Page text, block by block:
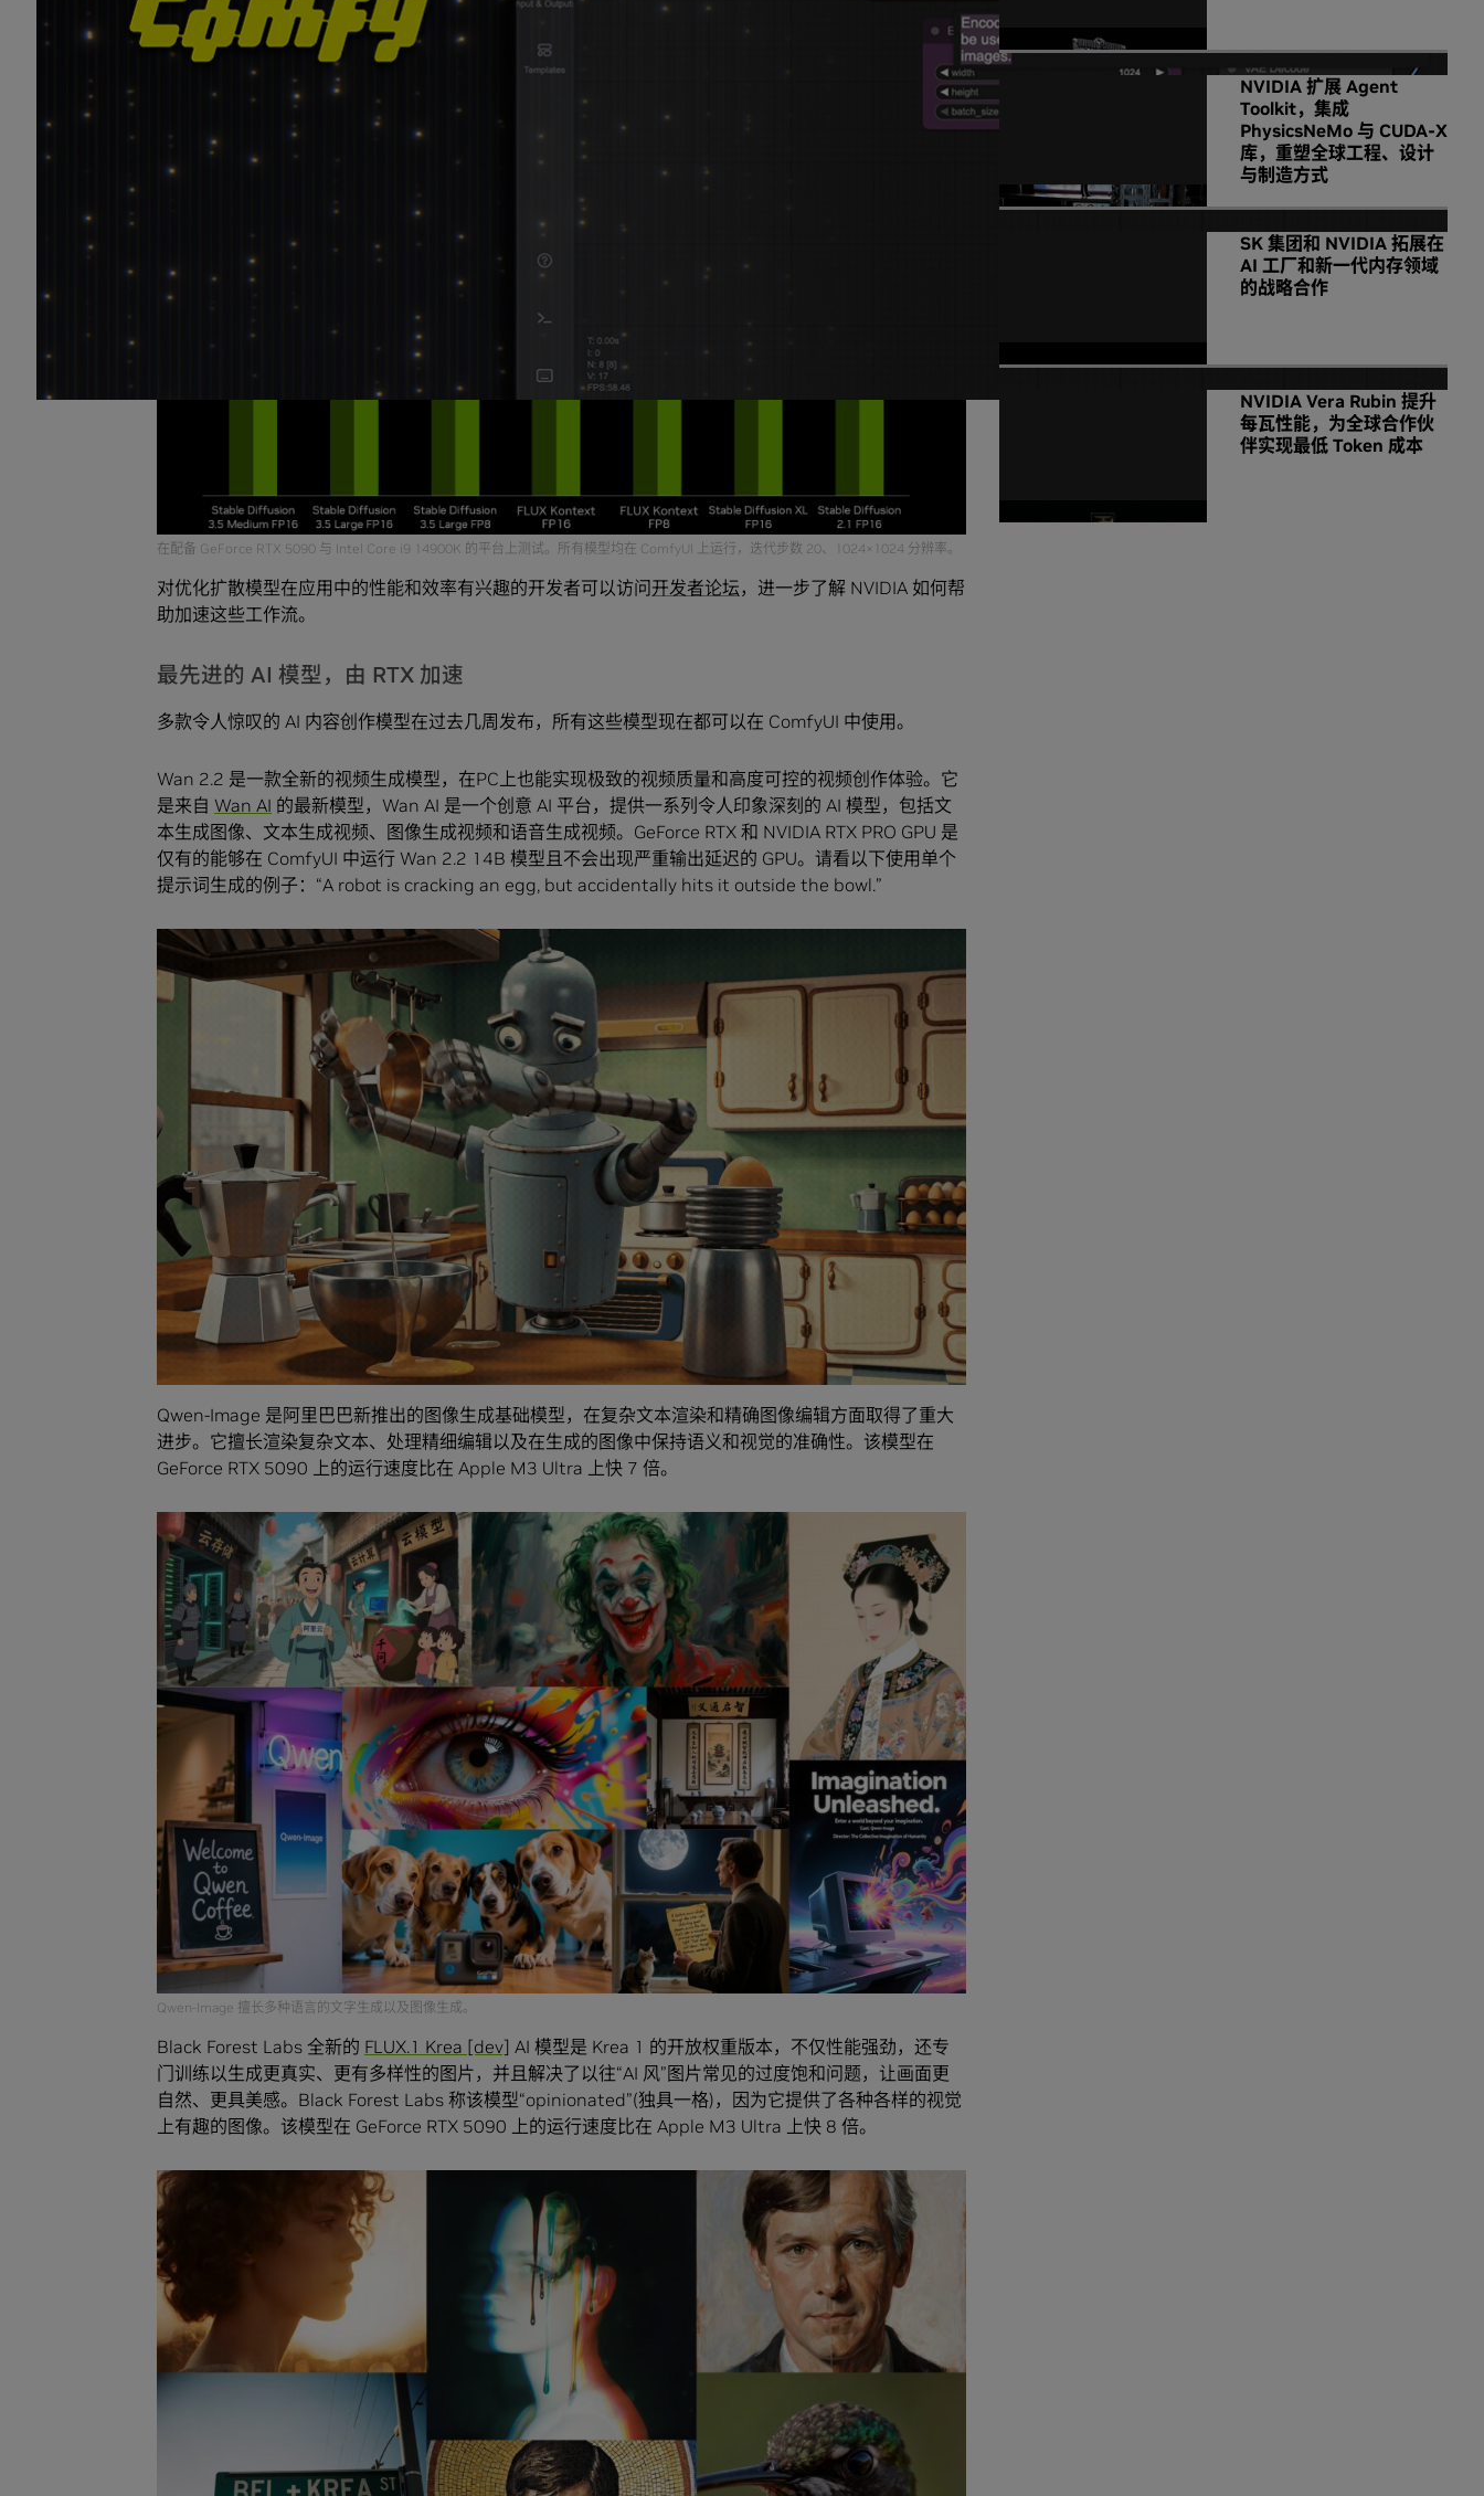
ComfyUI v3.57 借助 RTX 实现性能提升
NVIDIA 与 ComfyUI 合作，将 AI 模型性能提升高达 40%。相比之下，GPU 代际升级通常只能带来 20-
30% 的性能提升。
在配备 GeForce RTX 5090 与 Intel Core i9 14900K 的平台上测试。所有模型均在 ComfyUI 上运行，迭代步数 20、1024×1024 分辨率。
对优化扩散模型在应用中的性能和效率有兴趣的开发者可以访问开发者论坛，进一步了解 NVIDIA 如何帮
助加速这些工作流。
最先进的 AI 模型，由 RTX 加速
多款令人惊叹的 AI 内容创作模型在过去几周发布，所有这些模型现在都可以在 ComfyUI 中使用。
Wan 2.2 是一款全新的视频生成模型，在PC上也能实现极致的视频质量和高度可控的视频创作体验。它
是来自 Wan AI 的最新模型，Wan AI 是一个创意 AI 平台，提供一系列令人印象深刻的 AI 模型，包括文
本生成图像、文本生成视频、图像生成视频和语音生成视频。GeForce RTX 和 NVIDIA RTX PRO GPU 是
仅有的能够在 ComfyUI 中运行 Wan 2.2 14B 模型且不会出现严重输出延迟的 GPU。请看以下使用单个
提示词生成的例子：“A robot is cracking an egg, but accidentally hits it outside the bowl.”
Qwen-Image 是阿里巴巴新推出的图像生成基础模型，在复杂文本渲染和精确图像编辑方面取得了重大
进步。它擅长渲染复杂文本、处理精细编辑以及在生成的图像中保持语义和视觉的准确性。该模型在
GeForce RTX 5090 上的运行速度比在 Apple M3 Ultra 上快 7 倍。
Qwen-Image 擅长多种语言的文字生成以及图像生成。
Black Forest Labs 全新的 FLUX.1 Krea [dev] AI 模型是 Krea 1 的开放权重版本，不仅性能强劲，还专
门训练以生成更真实、更有多样性的图片，并且解决了以往“AI 风”图片常见的过度饱和问题，让画面更
自然、更具美感。Black Forest Labs 称该模型“opinionated”(独具一格)，因为它提供了各种各样的视觉
上有趣的图像。该模型在 GeForce RTX 5090 上的运行速度比在 Apple M3 Ultra 上快 8 倍。
NVIDIA 扩展 Agent
Toolkit，集成
PhysicsNeMo 与 CUDA-X
库，重塑全球工程、设计
与制造方式
SK 集团和 NVIDIA 拓展在
AI 工厂和新一代内存领域
的战略合作
NVIDIA Vera Rubin 提升
每瓦性能，为全球合作伙
伴实现最低 Token 成本